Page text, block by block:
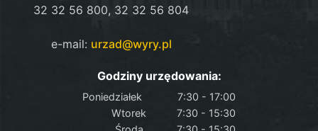
32 32 56 800, 32 32 56 804
e-mail: urzad@wyry.pl
Godziny urzędowania:
Poniedziałek
7:30 - 17:00
Wtorek
7:30 - 15:30